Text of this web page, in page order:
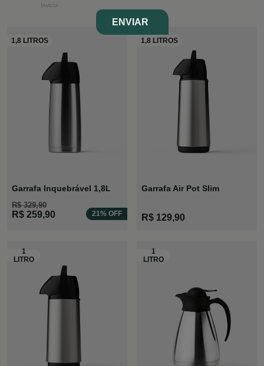
Garrafa Inquebrável 1,8L
R$ 329,90
R$ 259,90 21% OFF
Garrafa Air Pot Slim
R$ 129,90
Invicta
ENVIAR